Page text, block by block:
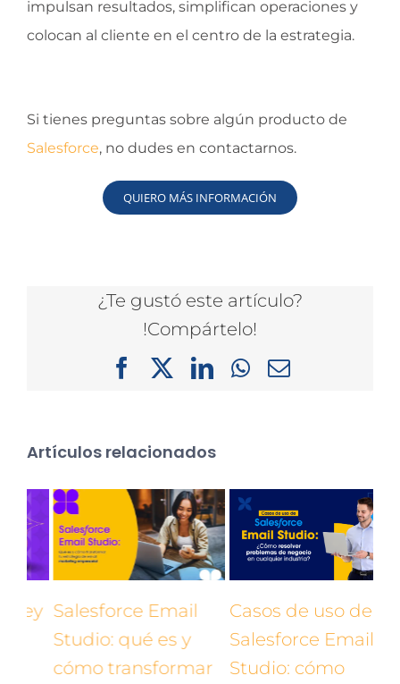
impulsan resultados, simplifican operaciones y
colocan al cliente en el centro de la estrategia.
Si tienes preguntas sobre algún producto de
Salesforce, no dudes en contactarnos.
QUIERO MÁS INFORMACIÓN
¿Te gustó este artículo?
!Compártelo!
FacebookLinkedIn
WhatsApp
Correo
Artículos relacionados
Salesforce Email
Studio: qué es y
cómo transformar
Casos de uso de
Salesforce Email
Studio: cómo